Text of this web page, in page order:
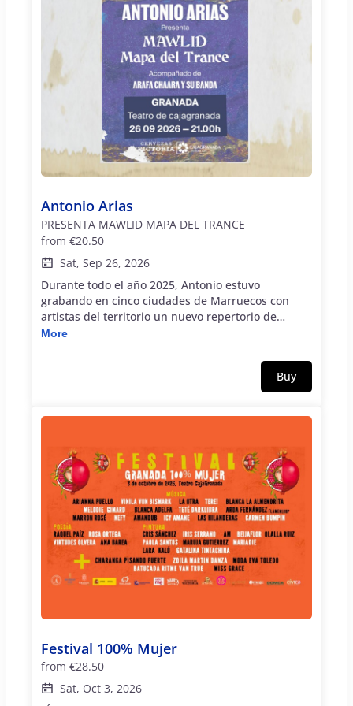
Antonio Arias
PRESENTA MAWLID MAPA DEL TRANCE
from €20.50
Sat, Sep 26, 2026
Durante todo el año 2025, Antonio estuvo
grabando en cinco ciudades de Marruecos con
artistas del territorio un nuevo repertorio de
inspiración Gnawa. El resultado es sorprendente y
Trance”. El instrumento marroquí Guembri hace
de nexo entre dos culturas separadas por una
pequeña franja de agua. Ahora lo presenta en
patrocinio de Cervezas Victoria y CajaGranada
Fundación
More
Buy
Festival 100% Mujer
from €28.50
Sat, Oct 3, 2026